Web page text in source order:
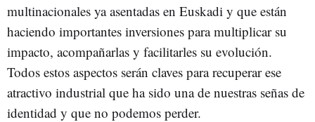
multinacionales ya asentadas en Euskadi y que están
haciendo importantes inversiones para multiplicar su
impacto, acompañarlas y facilitarles su evolución.
Todos estos aspectos serán claves para recuperar ese
atractivo industrial que ha sido una de nuestras señas de
identidad y que no podemos perder.